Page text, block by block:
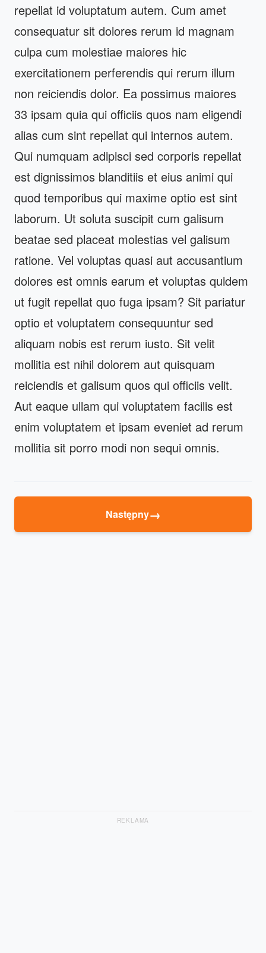
repellat id voluptatum autem. Cum amet
consequatur sit dolores rerum id magnam
culpa cum molestiae maiores hic
exercitationem perferendis qui rerum illum
non reiciendis dolor. Ea possimus maiores
33 ipsam quia qui officiis quos nam eligendi
alias cum sint repellat qui internos autem.
Qui numquam adipisci sed corporis repellat
est dignissimos blanditiis et eius animi qui
quod temporibus qui maxime optio est sint
laborum. Ut soluta suscipit cum galisum
beatae sed placeat molestias vel galisum
ratione. Vel voluptas quasi aut accusantium
dolores est omnis earum et voluptas quidem
ut fugit repellat quo fuga ipsam? Sit pariatur
optio et voluptatem consequuntur sed
aliquam nobis est rerum iusto. Sit velit
mollitia est nihil dolorem aut quisquam
reiciendis et galisum quos qui officiis velit.
Aut eaque ullam qui voluptatem facilis est
enim voluptatem et ipsam eveniet ad rerum
mollitia sit porro modi non sequi omnis.
Następny→
REKLAMA